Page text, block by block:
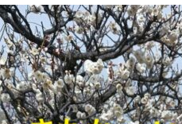
o
k